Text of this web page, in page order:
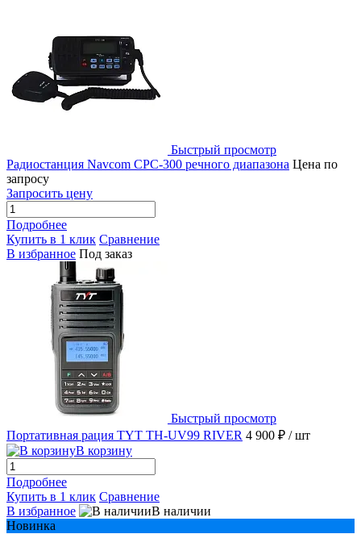
Быстрый просмотр
Радиостанция Navcom CPC-300 речного диапазона Цена по
запросу
Запросить цену
Подробнее
Купить в 1 клик Сравнение
В избранное Под заказ
Быстрый просмотр
Портативная рация TYT TH-UV99 RIVER 4 900 ₽ / шт
В корзину
Подробнее
Купить в 1 клик Сравнение
В избранное
В наличии
Новинка